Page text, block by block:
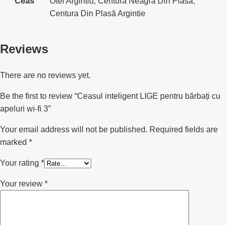
Centura Din Plasă Argintie
Reviews
There are no reviews yet.
Be the first to review “Ceasul inteligent LIGE pentru bărbați cu
apeluri wi-fi 3”
Your email address will not be published. Required fields are
marked *
Your rating *
Your review *